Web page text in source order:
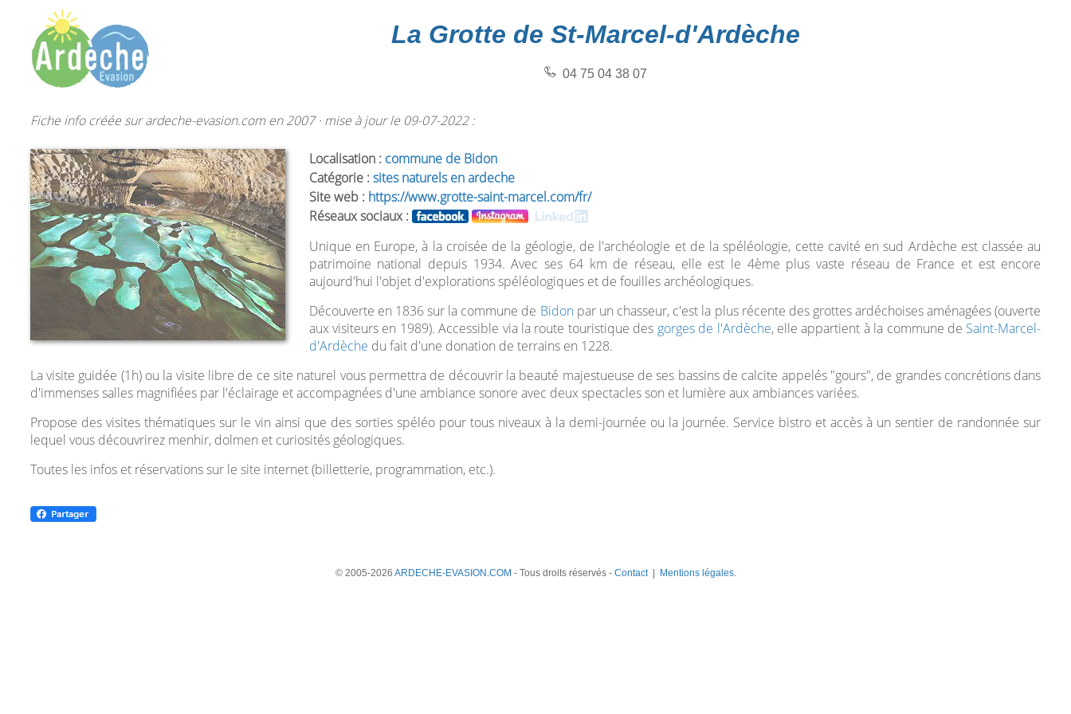
La Grotte de St-Marcel-d'Ardèche
04 75 04 38 07
Fiche info créée sur ardeche-evasion.com en 2007 · mise à jour le 09-07-2022 :
Localisation : commune de Bidon
Catégorie :sites naturels en ardeche
Site web : https://www.grotte-saint-marcel.com/fr/
Réseaux sociaux :
Unique en Europe, à la croisée de la géologie, de l'archéologie et de la spéléologie, cette cavité en sud Ardèche est classée au
patrimoine national depuis 1934. Avec ses 64 km de réseau, elle est le 4ème plus vaste réseau de France et est encore
aujourd'hui l'objet d'explorations spéléologiques et de fouilles archéologiques.
Découverte en 1836 sur la commune de Bidonpar un chasseur, c'est la plus récente des grottes ardéchoises aménagées (ouverte
aux visiteurs en 1989). Accessible via la route touristique des gorges de l'Ardèche, elle appartient à la commune de Saint-Marcel-
d'Ardèche du fait d'une donation de terrains en 1228.
La visite guidée (1h) ou la visite libre de ce site naturel vous permettra de découvrir la beauté majestueuse de ses bassins de calcite appelés "gours", de grandes concrétions dans
d'immenses salles magnifiées par l'éclairage et accompagnées d'une ambiance sonore avec deux spectacles son et lumière aux ambiances variées.
Propose des visites thématiques sur le vin ainsi que des sorties spéléo pour tous niveaux à la demi-journée ou la journée. Service bistro et accès à un sentier de randonnée sur
lequel vous découvrirez menhir, dolmen et curiosités géologiques.
Toutes les infos et réservations sur le site internet (billetterie, programmation, etc.).
© 2005-2026 ARDECHE-EVASION.COM - Tous droits réservés - Contact| Mentions légales.